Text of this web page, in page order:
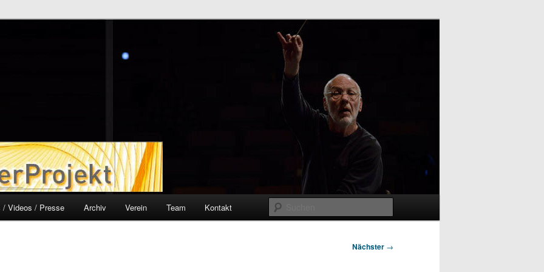
/ Videos / Presse Archiv Verein Team Kontakt
Nächster →